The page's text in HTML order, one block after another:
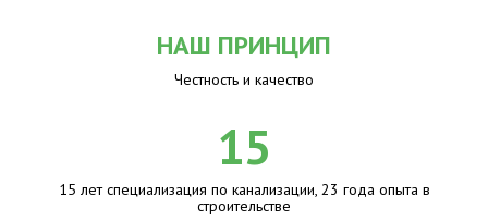
НАШ ПРИНЦИП
Честность и качество
15
15 лет специализация по канализации, 23 года опыта в
строительстве